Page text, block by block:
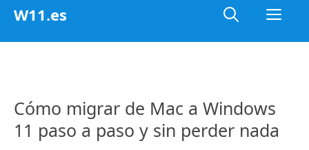
Saltar
W11.es
Cómo migrar de Mac a Windows
11 paso a paso y sin perder nada